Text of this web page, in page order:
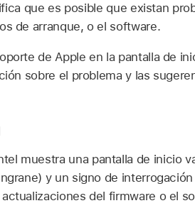
que es posible que existan
de arranque, o el software.
de Apple en la pantalla de
sobre el problema y las
muestra una pantalla de inicio
y un signo de
del firmware o el